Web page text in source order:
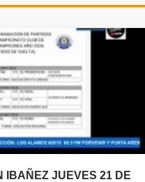
IBAÑEZ JUEVES 21 DE